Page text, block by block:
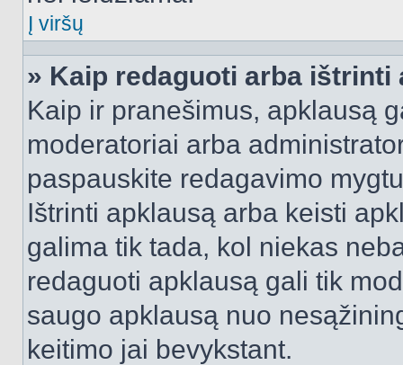
Į viršų
» Kaip redaguoti arba ištrinti
Kaip ir pranešimus, apklausą
moderatoriai arba
paspauskite redagavimo
Ištrinti apklausą arba keisti
galima tik tada, kol niekas
redaguoti apklausą gali tik
saugo apklausą nuo
keitimo jai bevykstant.